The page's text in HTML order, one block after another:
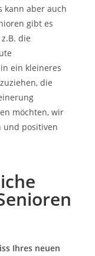
kann aber auch
gibt es
die
ein kleineres
die
möchten, wir
und positiven
Ihres neuen